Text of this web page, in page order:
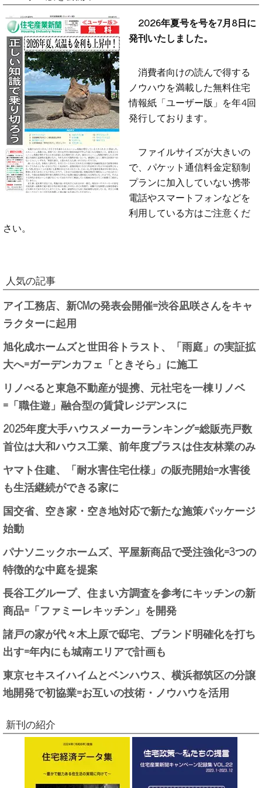
2026年夏号を号を7月8日に
発刊いたしました。
消費者向けの読んで得する
ノウハウを満載した無料住宅
情報紙「ユーザー版」を年4回
発行しております。
ファイルサイズが大きいの
で、パケット通信料金定額制
プランに加入していない携帯
電話やスマートフォンなどを
利用している方はご注意くだ
さい。
人気の記事
アイ工務店、新CMの発表会開催=渋谷凪咲さんをキャ
ラクターに起用
旭化成ホームズと世田谷トラスト、「雨庭」の実証拡
大へ=ガーデンカフェ「ときそら」に施工
リノべると東急不動産が提携、元社宅を一棟リノベ
=「職住遊」融合型の賃貸レジデンスに
2025年度大手ハウスメーカーランキング=総販売戸数
首位は大和ハウス工業、前年度プラスは住友林業のみ
ヤマト住建、「耐水害住宅仕様」の販売開始=水害後
も生活継続ができる家に
国交省、空き家・空き地対応で新たな施策パッケージ
始動
パナソニックホームズ、平屋新商品で受注強化=3つの
特徴的な中庭を提案
長谷工グループ、住まい方調査を参考にキッチンの新
商品=「ファミーレキッチン」を開発
諸戸の家が代々木上原で邸宅、ブランド明確化を打ち
出す=年内にも城南エリアで計画も
東京セキスイハイムとベンハウス、横浜都筑区の分譲
地開発で初協業=お互いの技術・ノウハウを活用
新刊の紹介